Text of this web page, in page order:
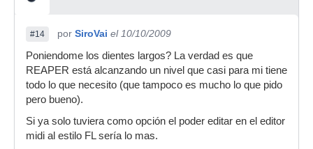
#14 por SiroVai el 10/10/2009
Poniendome los dientes largos? La verdad es que
REAPER está alcanzando un nivel que casi para mi tiene
todo lo que necesito (que tampoco es mucho lo que pido
pero bueno).
Si ya solo tuviera como opción el poder editar en el editor
midi al estilo FL sería lo mas.